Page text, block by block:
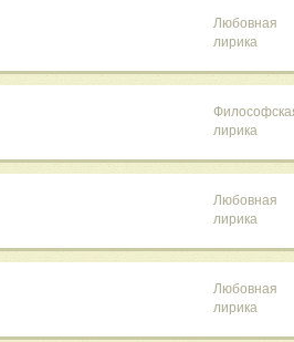
Любовная
лирика
лирика
Любовная
лирика
Любовная
лирика